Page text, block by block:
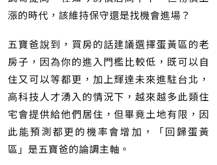
漲的時代，該維持保守還是找機會進場？
五寶爸說到，買房的話建議選擇蛋黃區的老
房子，因為你的進入門檻比較低，既可以自
住又可以等都更，加上輝達未來進駐台北，
高科技人才湧入的情況下，越來越多此類住
宅會提供給他們居住，但畢竟土地有限，因
此能預測都更的機率會增加，「回歸蛋黃
區」是五寶爸的論調主軸。